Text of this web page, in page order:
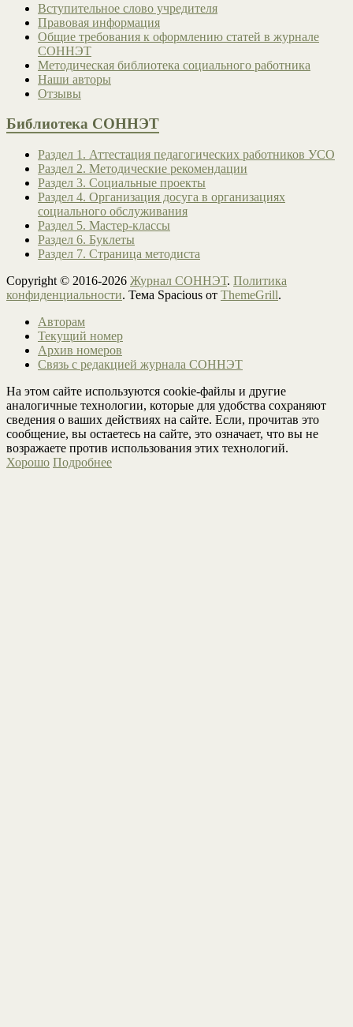
Вступительное слово учредителя
Правовая информация
Общие требования к оформлению статей в журнале
СОННЭТ
Методическая библиотека социального работника
Наши авторы
Отзывы
Библиотека СОННЭТ
Раздел 1. Аттестация педагогических работников УСО
Раздел 2. Методические рекомендации
Раздел 3. Социальные проекты
Раздел 4. Организация досуга в организациях
социального обслуживания
Раздел 5. Мастер-классы
Раздел 6. Буклеты
Раздел 7. Страница методиста
Copyright © 2016-2026 Журнал СОННЭТ. Политика
конфиденциальности. Тема Spacious от ThemeGrill.
Авторам
Текущий номер
Архив номеров
Связь с редакцией журнала СОННЭТ
На этом сайте используются cookie-файлы и другие
аналогичные технологии, которые для удобства сохраняют
сведения о ваших действиях на сайте. Если, прочитав это
сообщение, вы остаетесь на сайте, это означает, что вы не
возражаете против использования этих технологий.
Хорошо Подробнее